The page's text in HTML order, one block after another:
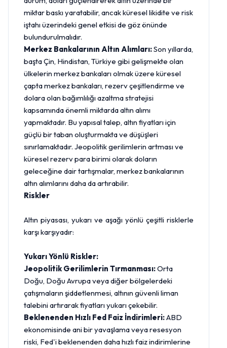
miktar baskı yaratabilir, ancak küresel likidite ve risk
iştahı üzerindeki genel etkisi de göz önünde
bulundurulmalıdır.
Merkez Bankalarının Altın Alımları:Son yıllarda,
başta Çin, Hindistan, Türkiye gibi gelişmekte olan
ülkelerin merkez bankaları olmak üzere küresel
çapta merkez bankaları, rezerv çeşitlendirme ve
dolara olan bağımlılığı azaltma stratejisi
kapsamında önemli miktarda altın alımı
yapmaktadır. Bu yapısal talep, altın fiyatları için
güçlü bir taban oluşturmakta ve düşüşleri
sınırlamaktadır. Jeopolitik gerilimlerin artması ve
küresel rezerv para birimi olarak doların
geleceğine dair tartışmalar, merkez bankalarının
altın alımlarını daha da artırabilir.
Riskler
Altın piyasası, yukarı ve aşağı yönlü çeşitli risklerle
karşı karşıyadır:
Yukarı Yönlü Riskler:
Jeopolitik Gerilimlerin Tırmanması:Orta
Doğu, Doğu Avrupa veya diğer bölgelerdeki
çatışmaların şiddetlenmesi, altının güvenli liman
talebini artırarak fiyatları yukarı çekebilir.
Beklenenden Hızlı Fed Faiz İndirimleri:ABD
ekonomisinde ani bir yavaşlama veya resesyon
riski, Fed'i beklenenden daha hızlı faiz indirimlerine